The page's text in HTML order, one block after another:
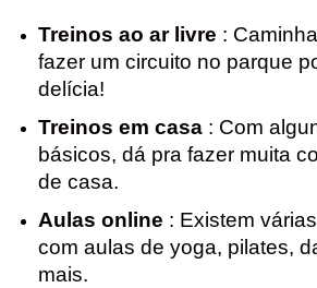
Treinos ao ar livre :
fazer um circuito no parque
delícia!
Treinos em casa : Com
básicos, dá pra fazer muita
de casa.
Aulas online : Existem
com aulas de yoga, pilates,
mais.